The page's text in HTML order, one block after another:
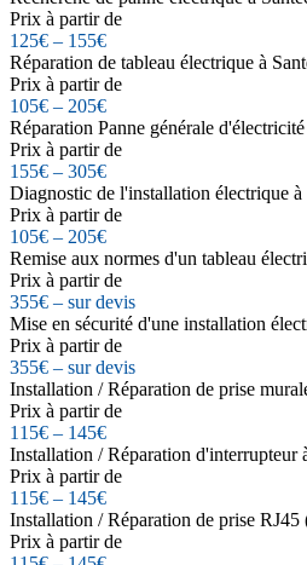
Prix à partir de
125€ – 155€
Réparation de tableau électrique à
Prix à partir de
105€ – 205€
Réparation Panne générale
Prix à partir de
155€ – 305€
Diagnostic de l'installation électrique à
Prix à partir de
105€ – 205€
Remise aux normes d'un tableau
Prix à partir de
355€ – sur devis
Mise en sécurité d'une installation
Prix à partir de
355€ – sur devis
Installation / Réparation de prise
Prix à partir de
115€ – 145€
Installation / Réparation d'interrupteur
Prix à partir de
115€ – 145€
Installation / Réparation de prise RJ45
Prix à partir de